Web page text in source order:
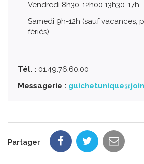
Vendredi 8h30-12h00 13h30-17h
Samedi 9h-12h (sauf vacances,
fériés)
Tél. : 01.49.76.60.00
Messagerie :
Partager